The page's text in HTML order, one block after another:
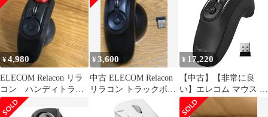
5ボタン 親指操作 ベア
リング支持 Windows
Mac Chromebook ブラッ
ク 2 M-IT11BRABK
イヤレス) /5ボタン
/Bluetooth] ブラック M-
IT10BRBK 未使用 送料
無料
¥4,980
ELECOM Relacon リラ
コン ハンディトラッ
クボール 本体
¥3,600
中古 ELECOM Relacon
リラコン トラックボー
ル本体 ワイヤレス
¥ 17,220
【中古】【非常に良
い】エレコム マウス ワ
イヤレス (レシーバー
付属) トラックボール